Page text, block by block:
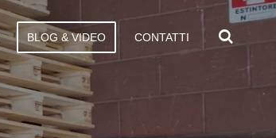
BLOG & VIDEO CONTATTI